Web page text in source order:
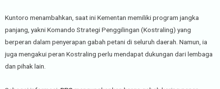
Kuntoro menambahkan, saat ini Kementan memiliki program jangka
panjang, yakni Komando Strategi Penggilingan (Kostraling) yang
berperan dalam penyerapan gabah petani di seluruh daerah. Namun, ia
juga mengakui peran Kostraling perlu mendapat dukungan dari lembaga
dan pihak lain.